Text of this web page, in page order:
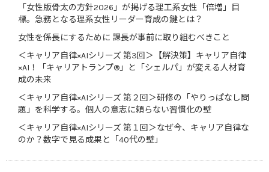
「女性版骨太の方針2026」が掲げる理工系女性「倍増」目
標。急務となる理系女性リーダー育成の鍵とは？
女性を係長にするために 課長が事前に取り組むべきこと
＜キャリア自律×AIシリーズ 第3回＞【解決策】キャリア自律
×AI！「キャリアトランプ®」と「シェルパ」が変える人材育
成の未来
＜キャリア自律×AIシリーズ 第２回＞研修の「やりっぱなし問
題」を科学する。個人の意志に頼らない習慣化の壁
＜キャリア自律×AIシリーズ 第１回＞なぜ今、キャリア自律な
のか？数字で見る成果と「40代の壁」